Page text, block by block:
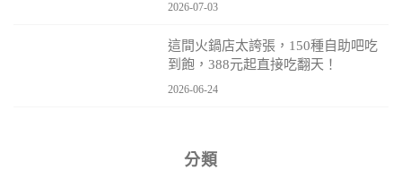
2026-07-03
這間火鍋店太誇張，150種自助吧吃
到飽，388元起直接吃翻天！
2026-06-24
分類